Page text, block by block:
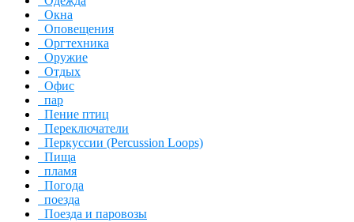
Окна
Оповещения
Оргтехника
Оружие
Отдых
Офис
пар
Пение птиц
Переключатели
Перкуссии (Percussion Loops)
Пища
пламя
Погода
поезда
Поезда и паровозы